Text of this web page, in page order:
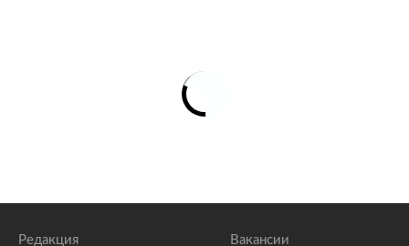
Редакция Вакансии